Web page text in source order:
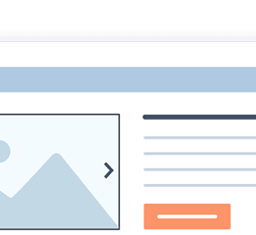
LE LUNDI 28 JANVIER 2013